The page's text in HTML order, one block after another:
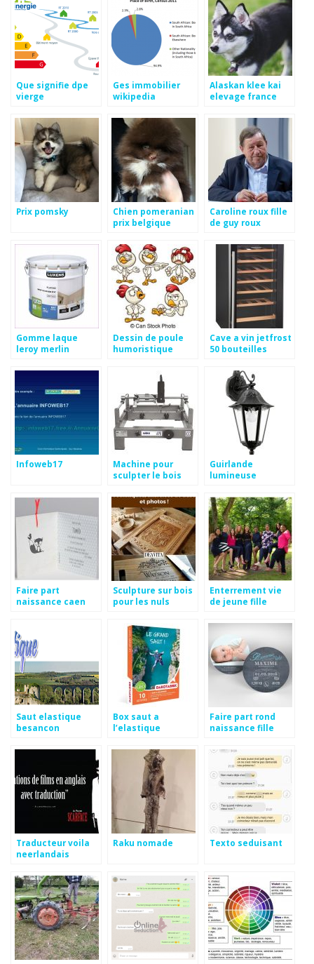
Que signifie dpe
vierge
Ges immobilier
wikipedia
Alaskan klee kai
elevage france
Prix pomsky
Chien pomeranian
prix belgique
Caroline roux fille
de guy roux
Gomme laque
leroy merlin
Dessin de poule
humoristique
Cave a vin jetfrost
50 bouteilles
Infoweb17
Machine pour
sculpter le bois
Guirlande
lumineuse
bricolage
Faire part
naissance caen
Sculpture sur bois
pour les nuls
Enterrement vie
de jeune fille
Saut elastique
besancon
Box saut a
l’elastique
Faire part rond
naissance fille
Traducteur voila
neerlandais
Raku nomade Texto seduisant